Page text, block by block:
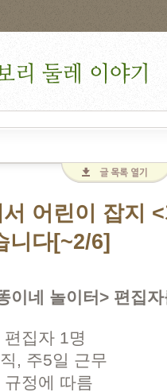
어린이 잡지
니다[~2/6]
이네 놀이터> 편집
집자 1명
, 주5일 근무
정에 따름